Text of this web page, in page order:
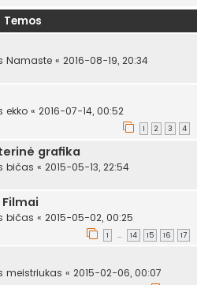
Temos
Namaste « 2016-08-19, 20:34
ekko « 2016-07-14, 00:52
1 2 3 4
grafika
bičas « 2015-05-13, 22:54
bičas « 2015-05-02, 00:25
1 … 14 15 16 17
meistriukas « 2015-02-06, 00:07